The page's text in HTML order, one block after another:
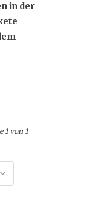
in der
1 von 1